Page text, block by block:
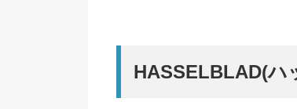
HASSELBLAD(ハ